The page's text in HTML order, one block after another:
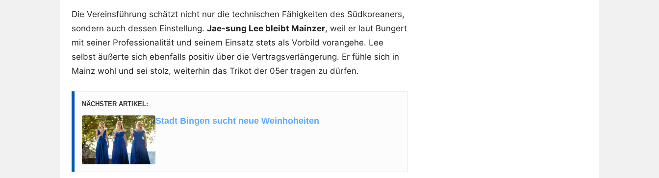
Die Vereinsführung schätzt nicht nur die technischen Fähigkeiten des Südkoreaners,
sondern auch dessen Einstellung. Jae-sung Lee bleibt Mainzer, weil er laut Bungert
mit seiner Professionalität und seinem Einsatz stets als Vorbild vorangehe. Lee
selbst äußerte sich ebenfalls positiv über die Vertragsverlängerung. Er fühle sich in
Mainz wohl und sei stolz, weiterhin das Trikot der 05er tragen zu dürfen.
NÄCHSTER ARTIKEL:
Stadt Bingen sucht neue Weinhoheiten